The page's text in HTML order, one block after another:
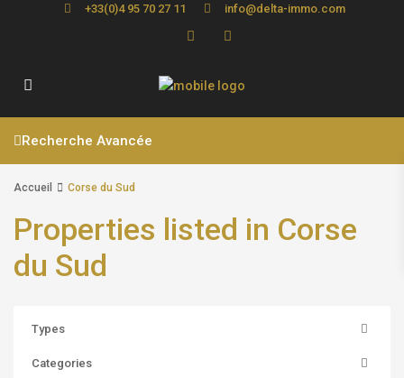
+33(0)4 95 70 27 11 info@delta-immo.com
Recherche Avancée
Accueil Corse du Sud
Properties listed in Corse
du Sud
Types
Categories